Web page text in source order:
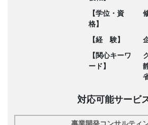
【学位・資
格】
【経 験】
【関心キーワ
ード】
対応可能サービ
事業開発コンサルティ